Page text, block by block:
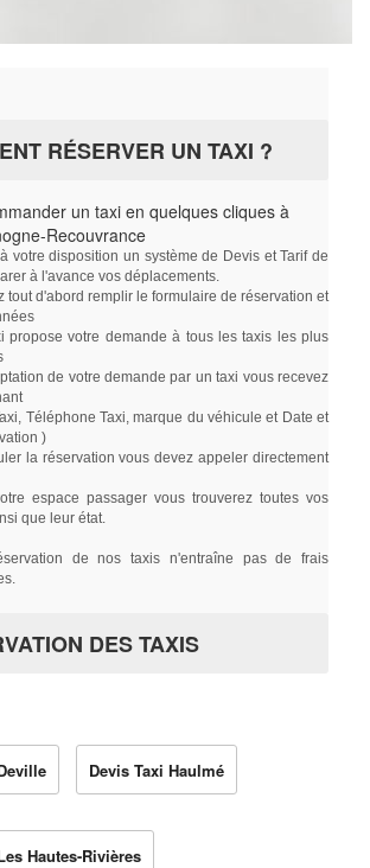
RÉSERVER UN TAXI ?
un taxi en quelques cliques à
Recouvrance
votre disposition un système de Devis et Tarif de
à l'avance vos déplacements.
d'abord remplir le formulaire de réservation et
votre demande à tous les taxis les plus
de votre demande par un taxi vous recevez
Téléphone Taxi, marque du véhicule et Date et
)
la réservation vous devez appeler directement
espace passager vous trouverez toutes vos
que leur état.
de nos taxis n'entraîne pas de frais
DES TAXIS
Devis Taxi Haulmé
Hautes-Rivières